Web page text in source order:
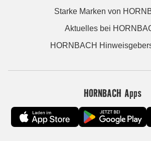
Starke Marken von
Aktuelles bei
HORNBACH
HORNBACH Apps